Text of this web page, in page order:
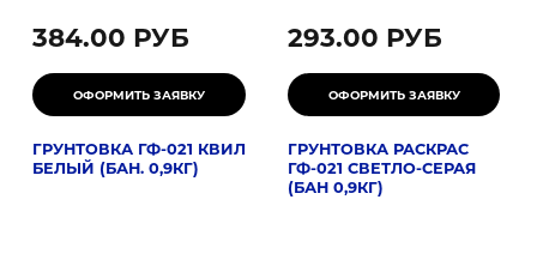
384.00 РУБ
ГРУНТОВКА ГФ-021 КВИЛ
БЕЛЫЙ (БАН. 0,9КГ)
293.00 РУБ
ГРУНТОВКА РАСКРАС
ГФ-021 СВЕТЛО-СЕРАЯ
(БАН 0,9КГ)